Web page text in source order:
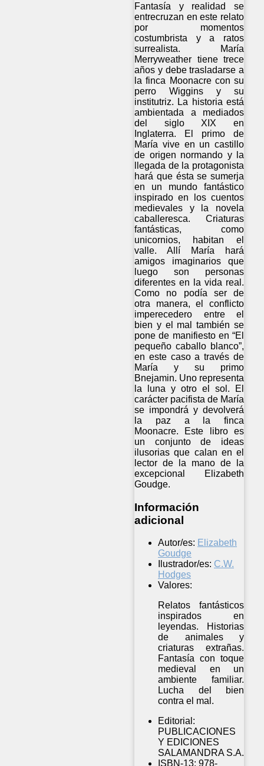
Fantasía y realidad se
entrecruzan en este relato
por momentos
costumbrista y a ratos
surrealista. María
Merryweather tiene trece
años y debe trasladarse a
la finca Moonacre con su
perro Wiggins y su
institutriz. La historia está
ambientada a mediados
del siglo XIX en
Inglaterra. El primo de
María vive en un castillo
de origen normando y la
llegada de la protagonista
hará que ésta se sumerja
en un mundo fantástico
inspirado en los cuentos
medievales y la novela
caballeresca. Criaturas
fantásticas, como
unicornios, habitan el
valle. Allí María hará
amigos imaginarios que
luego son personas
diferentes en la vida real.
Como no podía ser de
otra manera, el conflicto
imperecedero entre el
bien y el mal también se
pone de manifiesto en “El
pequeño caballo blanco”,
en este caso a través de
María y su primo
Bnejamin. Uno representa
la luna y otro el sol. El
carácter pacifista de María
se impondrá y devolverá
la paz a la finca
Moonacre. Este libro es
un conjunto de ideas
ilusorias que calan en el
lector de la mano de la
excepcional Elizabeth
Goudge.
Información
adicional
Autor/es: Elizabeth
Goudge
Ilustrador/es: C.W.
Hodges
Valores:
Relatos fantásticos
inspirados en
leyendas. Historias
de animales y
criaturas extrañas.
Fantasía con toque
medieval en un
ambiente familiar.
Lucha del bien
contra el mal.
Editorial:
PUBLICACIONES
Y EDICIONES
SALAMANDRA S.A.
ISBN-13: 978-